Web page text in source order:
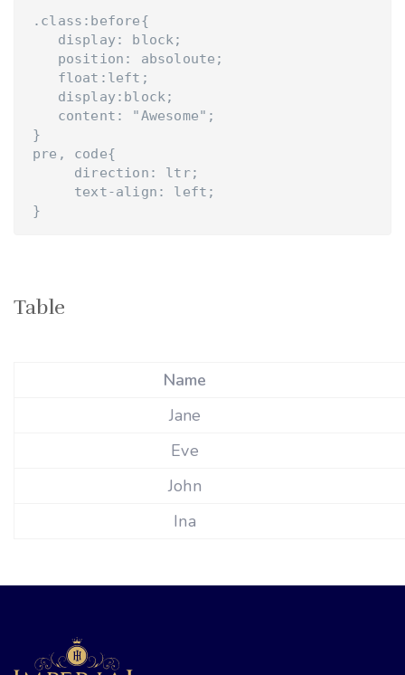
.class:before{
}
pre, code{
Table
Name
Jane
Eve
John
Ina